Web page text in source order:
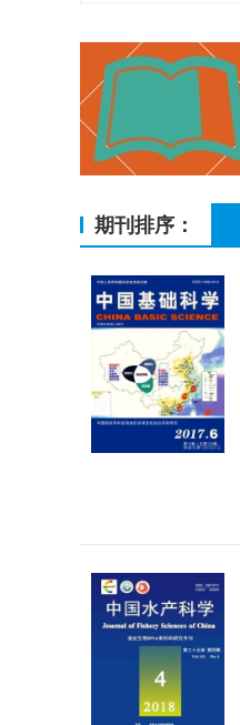
期刊排序：